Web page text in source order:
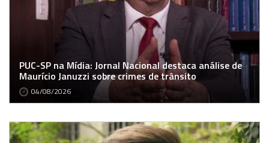
PUC-SP na Mídia: Jornal Nacional destaca análise de
Maurício Januzzi sobre crimes de trânsito
04/08/2026